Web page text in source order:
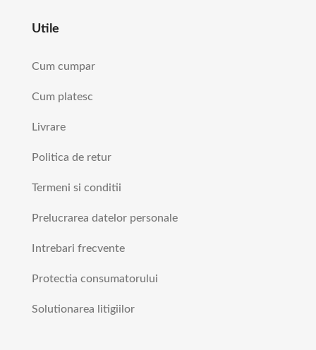
Utile
Cum cumpar
Cum platesc
Livrare
Politica de retur
Termeni si conditii
Prelucrarea datelor personale
Intrebari frecvente
Protectia consumatorului
Solutionarea litigiilor